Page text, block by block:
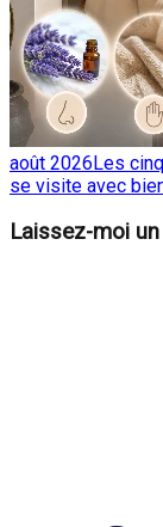
août 2026Les
se visite avec
Laissez-moi